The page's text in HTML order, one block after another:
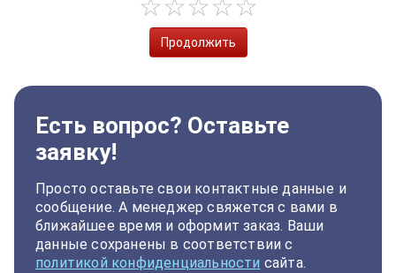
Продолжить
Есть вопрос? Оставьте
заявку!
Просто оставьте свои контактные данные и
сообщение. А менеджер свяжется с вами в
ближайшее время и оформит заказ. Ваши
данные сохранены в соответствии с
политикой конфиденциальности сайта.